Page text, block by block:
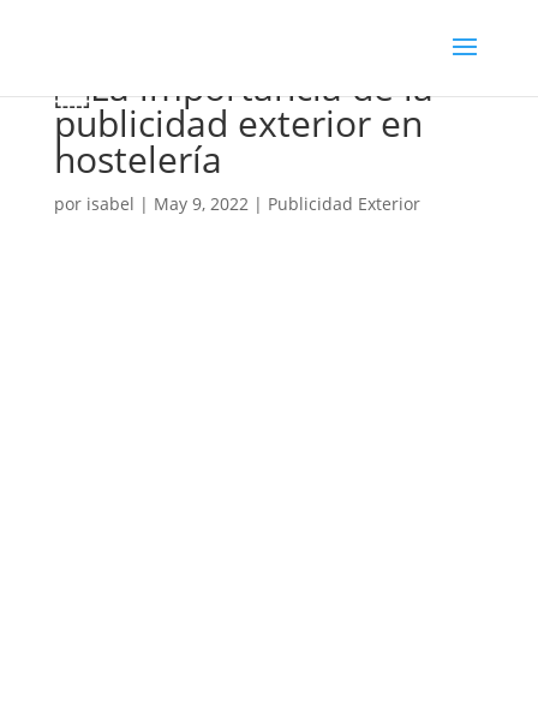
￼La importancia de la
publicidad exterior en
hostelería
por isabel | May 9, 2022| Publicidad Exterior